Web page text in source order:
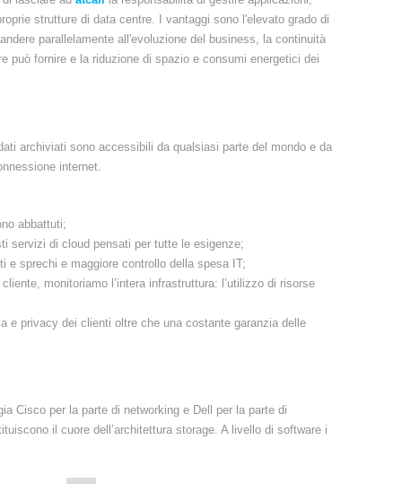
strutture di data centre. I vantaggi sono l'elevato grado di
parallelamente all'evoluzione del business, la continuità
può fornire e la riduzione di spazio e consumi energetici dei
archiviati sono accessibili da qualsiasi parte del mondo e da
internet.
abbattuti;
servizi di cloud pensati per tutte le esigenze;
e sprechi e maggiore controllo della spesa IT;
monitoriamo l’intera infrastruttura: l’utilizzo di risorse
e privacy dei clienti oltre che una costante garanzia delle
Cisco per la parte di networking e Dell per la parte di
il cuore dell’architettura storage. A livello di software i